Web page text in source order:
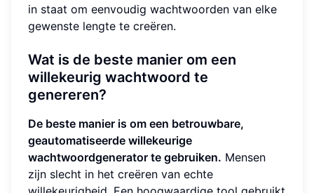
in staat om eenvoudig wachtwoorden van elke
gewenste lengte te creëren.
Wat is de beste manier om een
willekeurig wachtwoord te
genereren?
De beste manier is om een betrouwbare,
geautomatiseerde willekeurige
wachtwoordgenerator te gebruiken. Mensen
zijn slecht in het creëren van echte